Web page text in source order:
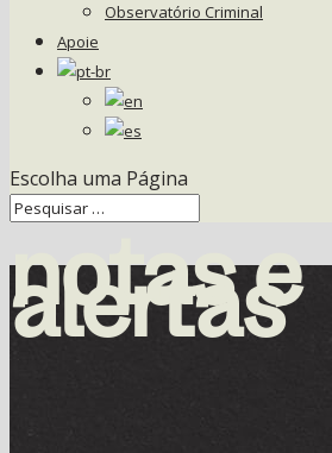
Observatório Criminal
Apoie
Escolha uma Página
notas e
alertas